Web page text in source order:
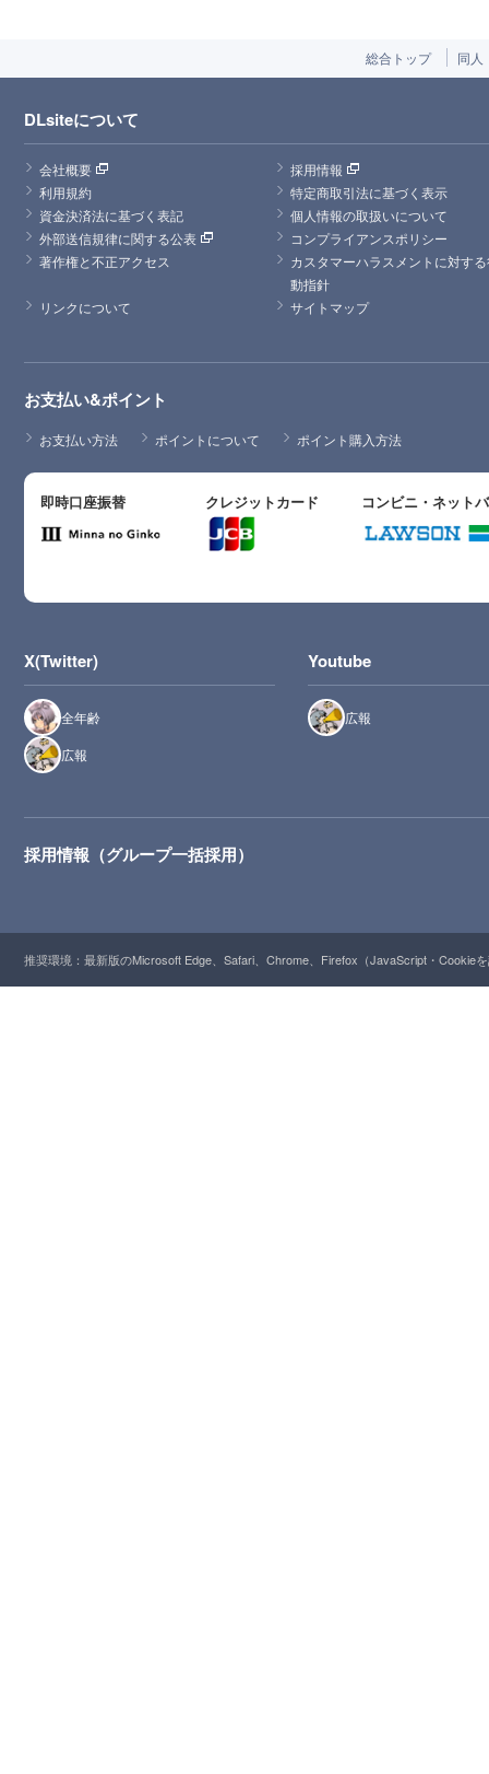
総合トップ 同人
DLsiteについて
会社概要
採用情報
利用規約
特定商取引法に基づく表示
資金決済法に基づく表記
個人情報の取扱いについて
外部送信規律に関する公表
コンプライアンスポリシー
著作権と不正アクセス
カスタマーハラスメントに対す
動指針
リンクについて
サイトマップ
お支払い&ポイント
お支払い方法 ポイントについて ポイント購入方法
即時口座振替 クレジットカード コンビニ・ネット
X(Twitter)
全年齢
広報
Youtube
広報
採用情報（グループ一括採用）
推奨環境：最新版のMicrosoft Edge、Safari、Chrome、Firefox（JavaScript・Cookie